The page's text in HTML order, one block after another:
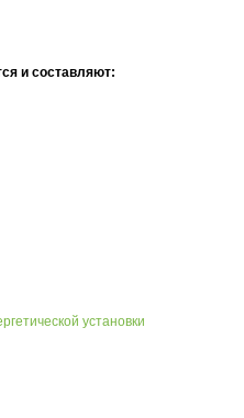
и составляют:
установки